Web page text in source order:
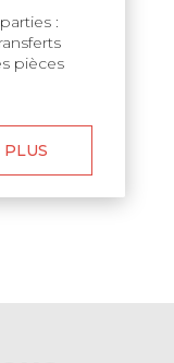
:
pièces
PLUS